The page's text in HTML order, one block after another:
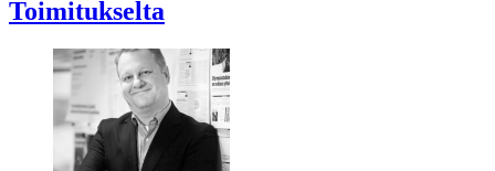
Toimitukselta